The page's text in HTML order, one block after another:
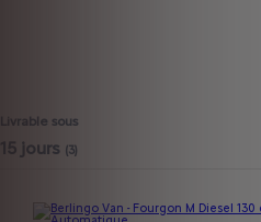
Livrable sous
15 jours (3)